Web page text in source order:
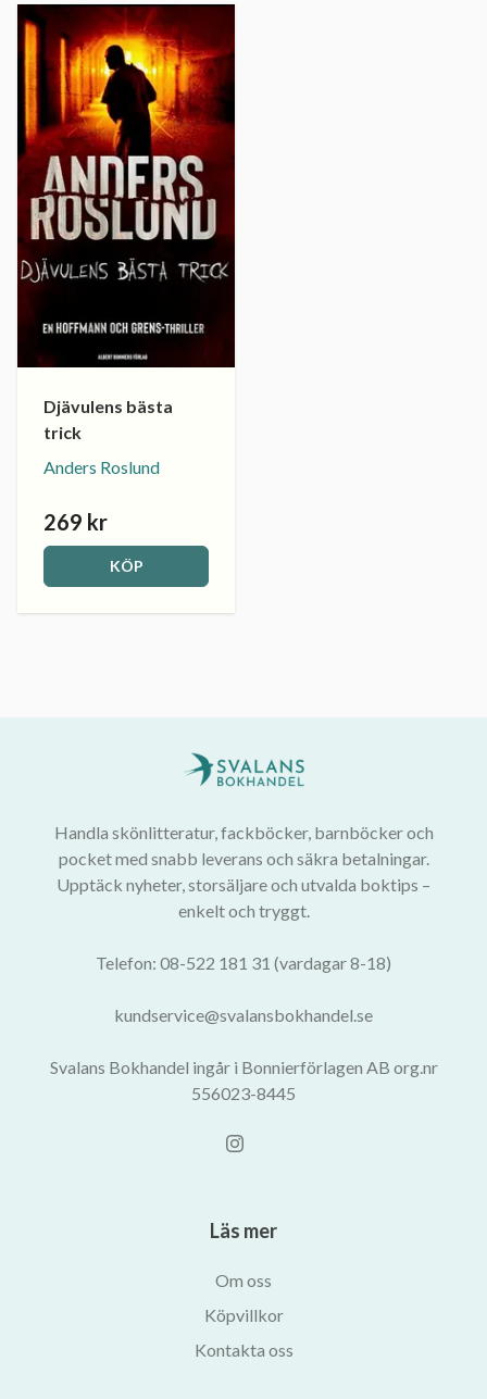
Djävulens bästa
trick
Anders Roslund
269 kr
KÖP
Handla skönlitteratur, fackböcker, barnböcker och
pocket med snabb leverans och säkra betalningar.
Upptäck nyheter, storsäljare och utvalda boktips –
enkelt och tryggt.
Telefon: 08-522 181 31 (vardagar 8-18)
kundservice@svalansbokhandel.se
Svalans Bokhandel ingår i Bonnierförlagen AB org.nr
556023-8445
Läs mer
Om oss
Köpvillkor
Kontakta oss